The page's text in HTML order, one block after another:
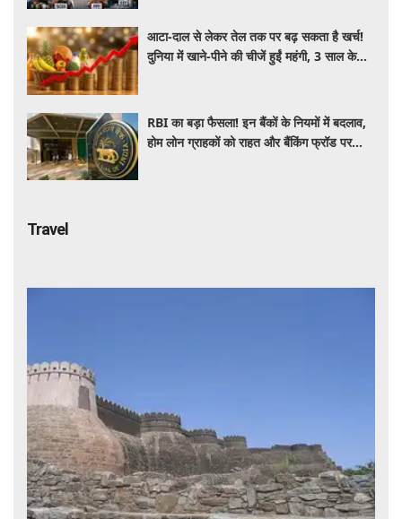
आटा-दाल से लेकर तेल तक पर बढ़ सकता है खर्च!
दुनिया में खाने-पीने की चीजें हुईं महंगी, 3 साल के
RBI का बड़ा फैसला! इन बैंकों के नियमों में बदलाव,
होम लोन ग्राहकों को राहत और बैंकिंग फ्रॉड पर
Travel